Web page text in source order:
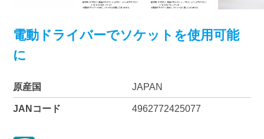
電動ドライバーでソケットを使用可能
に
原産国 JAPAN
JANコード 4962772425077